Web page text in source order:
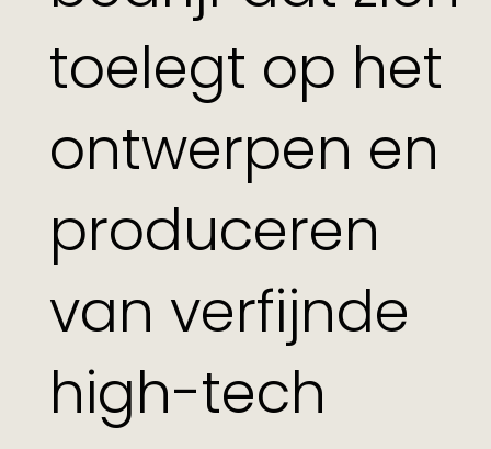
toelegt op het
ontwerpen en
produceren
van verfijnde
high-tech